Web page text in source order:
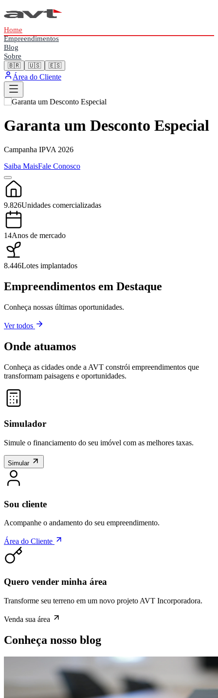
Home
Empreendimentos
Blog
Sobre
🇧🇷 🇺🇸 🇪🇸
Área do Cliente
Garanta um Desconto Especial
Campanha IPVA 2026
Saiba MaisFale Conosco
9.826Unidades comercializadas
14Anos de mercado
8.446Lotes implantados
Empreendimentos em Destaque
Conheça nossas últimas oportunidades.
Ver todos
Onde atuamos
Conheça as cidades onde a AVT constrói empreendimentos que
transformam paisagens e oportunidades.
+
Simulador
Simule o financiamento do seu imóvel com as melhores taxas.
Simular
Sou cliente
Acompanhe o andamento do seu empreendimento.
Área do Cliente
Quero vender minha área
Transforme seu terreno em um novo projeto AVT Incorporadora.
Venda sua área
Conheça nosso blog